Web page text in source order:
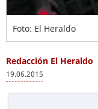
Foto: El Heraldo
Redacción El Heraldo
19.06.2015